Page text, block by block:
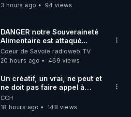
3 hours ago
94 views
DANGER notre Souveraineté
Alimentaire est attaqué...
Coeur de Savoie radioweb TV
20 hours ago
469 views
Un créatif, un vrai, ne peut et
ne doit pas faire appel à
l'intelligence artificielle
CCH
18 hours ago
148 views